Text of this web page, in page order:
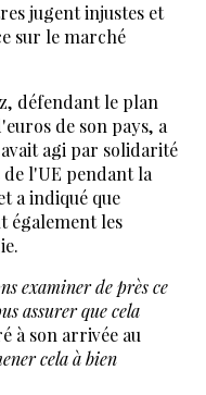
jugent injustes et
sur le marché
défendant le plan
de son pays, a
agi par solidarité
de l'UE pendant la
a indiqué que
également les
examiner de près ce
assurer que cela
à son arrivée au
cela à bien